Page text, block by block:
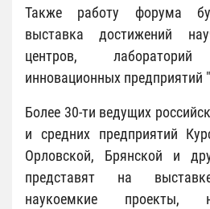
Также работу форума
выставка достижений
центров,
инновационных предприятий
Более 30-ти ведущих
и средних предприятий
Орловской, Брянской и
представят на
наукоемкие проекты,